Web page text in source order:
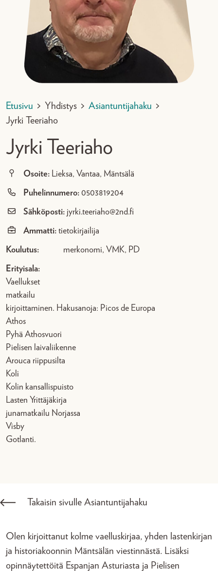
Etusivu > Yhdistys > Asiantuntijahaku >
Jyrki Teeriaho
Jyrki Teeriaho
Osoite: Lieksa, Vantaa, Mäntsälä
Puhelinnumero: 0503819204
Sähköposti: jyrki.teeriaho@2nd.fi
Ammatti: tietokirjailija
Koulutus: merkonomi, VMK, PD
Erityisala:
Vaellukset
matkailu
kirjoittaminen. Hakusanoja: Picos de Europa
Athos
Pyhä Athosvuori
Pielisen laivaliikenne
Arouca riippusilta
Koli
Kolin kansallispuisto
Lasten Yrittäjäkirja
junamatkailu Norjassa
Visby
Gotlanti.
Takaisin sivulle Asiantuntijahaku
Olen kirjoittanut kolme vaelluskirjaa, yhden lastenkirjan
ja historiakoonnin Mäntsälän viestinnästä. Lisäksi
opinnäytettöitä Espanjan Asturiasta ja Pielisen